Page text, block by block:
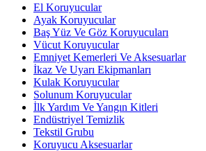
El Koruyucular
Ayak Koruyucular
Baş Yüz Ve Göz Koruyucuları
Vücut Koruyucular
Emniyet Kemerleri Ve Aksesuarlar
İkaz Ve Uyarı Ekipmanları
Kulak Koruyucular
Solunum Koruyucular
İlk Yardım Ve Yangın Kitleri
Endüstriyel Temizlik
Tekstil Grubu
Koruyucu Aksesuarlar